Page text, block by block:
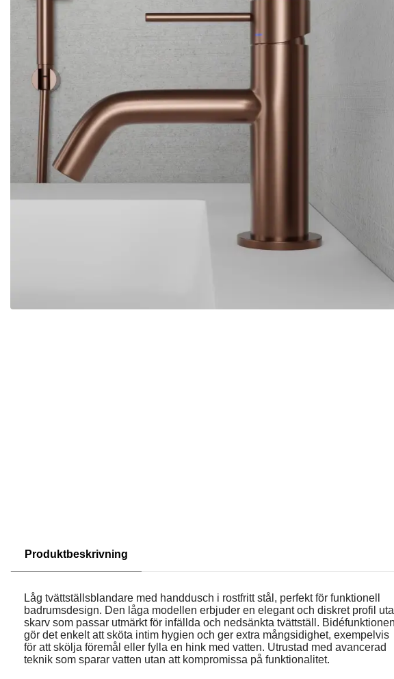
Produktbeskrivning
Låg tvättställsblandare med handdusch i rostfritt stål, perfekt för funktionell
badrumsdesign. Den låga modellen erbjuder en elegant och diskret profil
skarv som passar utmärkt för infällda och nedsänkta tvättställ. Bidéfunktionen
gör det enkelt att sköta intim hygien och ger extra mångsidighet, exempelvis
för att skölja föremål eller fylla en hink med vatten. Utrustad med avancerad
teknik som sparar vatten utan att kompromissa på funktionalitet.